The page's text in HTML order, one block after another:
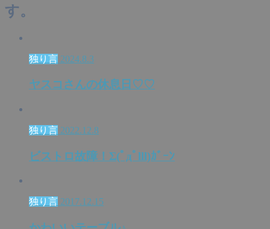
す。
独り言 2024.8.3
ヤスコさんの休息日♡♡
独り言 2022.12.8
ビストロ故障！Σ(ﾟдﾟlll)ｶﾞｰﾝ
独り言 2017.12.15